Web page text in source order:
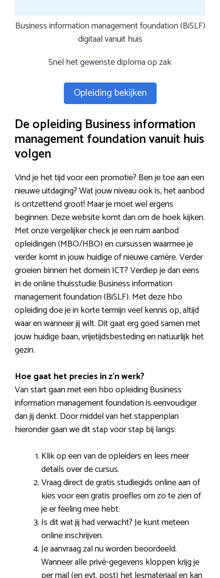
Business information management foundation (BiSLF)
digitaal vanuit huis
Snel het gewenste diploma op zak
Opleiding bekijken
De opleiding Business information
management foundation vanuit huis
volgen
Vind je het tijd voor een promotie? Ben je toe aan een
nieuwe uitdaging? Wat jouw niveau ook is, het aanbod
is ontzettend groot! Maar je moet wel ergens
beginnen. Deze website komt dan om de hoek kijken.
Met onze vergelijker check je een ruim aanbod
opleidingen (MBO/HBO) en cursussen waarmee je
verder komt in jouw huidige of nieuwe carrière. Verder
groeien binnen het domein ICT? Verdiep je dan eens
in de online thuisstudie Business information
management foundation (BiSLF). Met deze hbo
opleiding doe je in korte termijn veel kennis op, altijd
waar en wanneer jij wilt. Dit gaat erg goed samen met
jouw huidige baan, vrijetijdsbesteding en natuurlijk het
gezin.
Hoe gaat het precies in z’n werk?
Van start gaan met een hbo opleiding Business
information management foundation is eenvoudiger
dan jij denkt. Door middel van het stappenplan
hieronder gaan we dit stap voor stap bij langs:
Klik op een van de opleiders en lees meer
details over de cursus.
Vraag direct de gratis studiegids online aan of
kies voor een gratis proefles om zo te zien of
je er feeling mee hebt.
Is dit wat jij had verwacht? Je kunt meteen
online inschrijven.
Je aanvraag zal nu worden beoordeeld.
Wanneer alle privé-gegevens kloppen krijg je